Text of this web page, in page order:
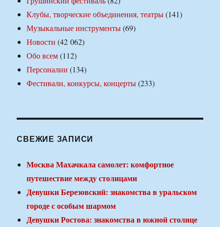
Клубы, творческие объединения, театры(141)
Музыкальные инструменты(69)
Новости (42 062)
Обо всем(112)
Персоналии (134)
Фестивали, конкурсы, концерты(233)
СВЕЖИЕ ЗАПИСИ
Москва Махачкала самолет: комфортное
путешествие между столицами
Девушки Березовский: знакомства в уральском
городе с особым шармом
Девушки Ростова: знакомства в южной столице